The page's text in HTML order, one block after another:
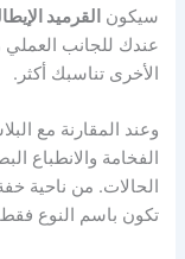
سيكون القرميد
عندك للجانب العملي
الأخرى تناسبك أكثر.
وعند المقارنة مع
الفخامة والانطباع
الحالات. من ناحية
تكون باسم النوع